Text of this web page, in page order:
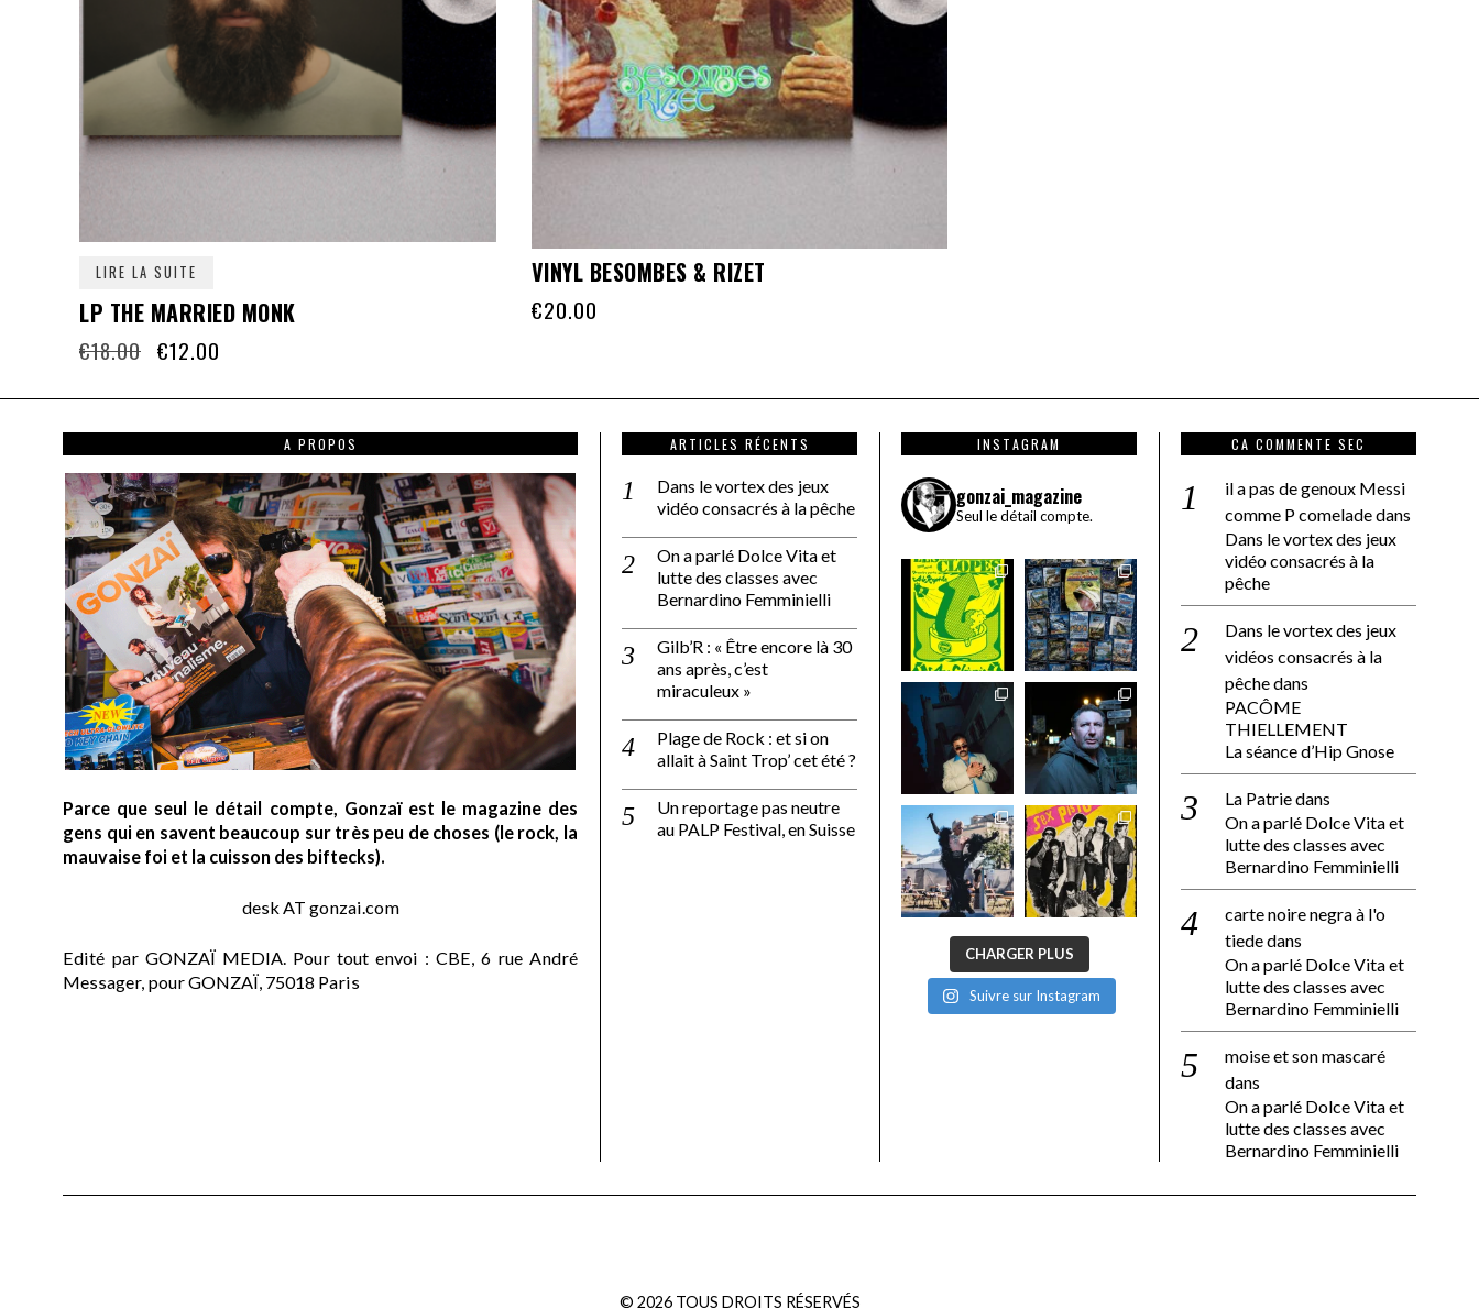
LIRE LA SUITE
LP THE MARRIED MONK
€18.00 Le
était :
€18.00.
€12.00
est :
€12.00.
VINYL BESOMBES & RIZET
€20.00
A PROPOS
Parce que seul le détail compte, Gonzaï est le magazine des
gens qui en savent beaucoup sur très peu de choses (le rock, la
mauvaise foi et la cuisson des biftecks).
desk AT gonzai.com
Edité par GONZAÏ MEDIA. Pour tout envoi : CBE, 6 rue André
Messager, pour GONZAÏ, 75018 Paris
ARTICLES RÉCENTS
Dans le vortex des jeux
vidéo consacrés à la pêche
On a parlé Dolce Vita et
lutte des classes avec
Bernardino Femminielli
Gilb’R : « Être encore là 30
ans après, c’est
miraculeux »
Plage de Rock : et si on
allait à Saint Trop’ cet été ?
Un reportage pas neutre
au PALP Festival, en Suisse
INSTAGRAM
gonzai_magazine
Seul le détail compte.
CHARGER PLUS
Suivre sur Instagram
CA COMMENTE SEC
il a pas de genoux Messi
comme P comeladedans
Dans le vortex des jeux
vidéo consacrés à la
pêche
Dans le vortex des jeux
vidéos consacrés à la
pêchedans
PACÔME
THIELLEMENT
La séance d’Hip Gnose
La Patriedans
On a parlé Dolce Vita et
lutte des classes avec
Bernardino Femminielli
carte noire negra à l'o
tiededans
On a parlé Dolce Vita et
lutte des classes avec
Bernardino Femminielli
moise et son mascaré
dans
On a parlé Dolce Vita et
lutte des classes avec
Bernardino Femminielli
© 2026TOUS DROITS RÉSERVÉS